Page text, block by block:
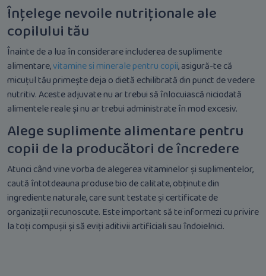
Înțelege nevoile nutriționale ale
copilului tău
Înainte de a lua în considerare includerea de suplimente
alimentare,vitamine si minerale pentru copii, asigură-te că
micuțul tău primește deja o dietă echilibrată din punct de vedere
nutritiv. Aceste adjuvate nu ar trebui să înlocuiască niciodată
alimentele reale și nu ar trebui administrate în mod excesiv.
Alege suplimente alimentare pentru
copii de la producători de încredere
Atunci când vine vorba de alegerea vitaminelor și suplimentelor,
caută întotdeauna produse bio de calitate, obținute din
ingrediente naturale, care sunt testate și certificate de
organizații recunoscute. Este important să te informezi cu privire
la toți compușii și să eviți aditivii artificiali sau îndoielnici.